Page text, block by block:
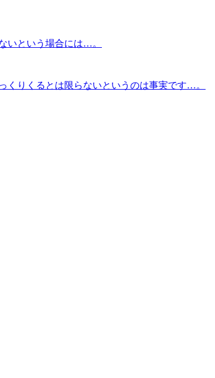
いという場合には…。
くりくるとは限らないというのは事実です…。